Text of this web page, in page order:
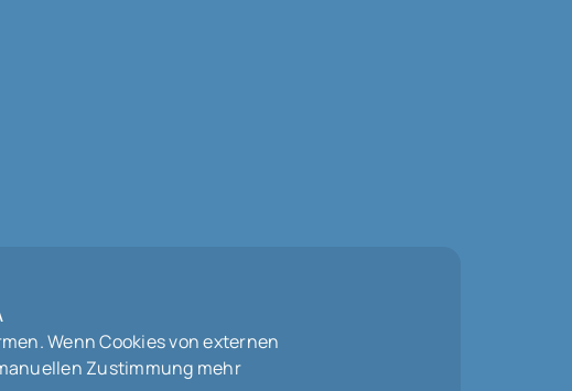
Wenn Cookies von externen
Zustimmung mehr